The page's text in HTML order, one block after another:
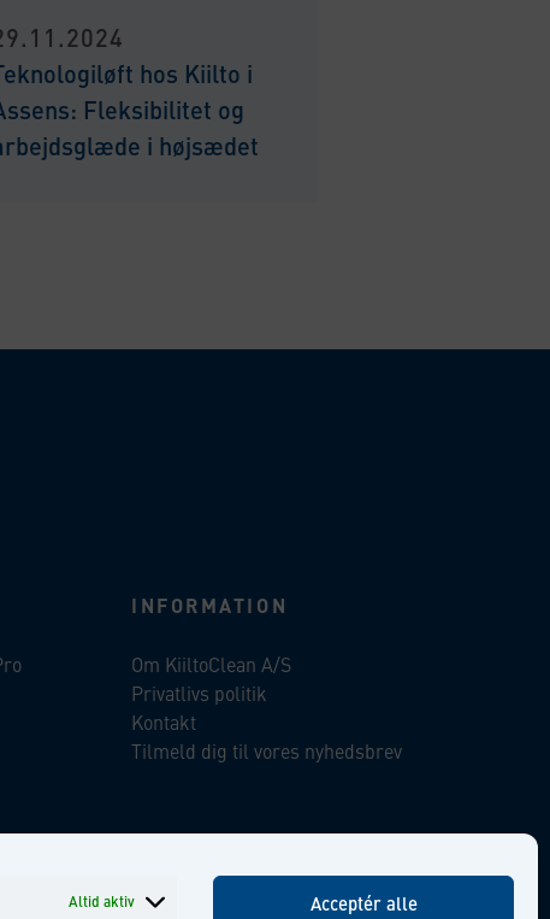
Altid aktiv Acceptér alle
hos Kiilto i
Fleksibilitet og
i højsædet
INFORMATION
Om KiiltoClean A/S
Privatlivs politik
Kontakt
Tilmeld dig til vores nyhedsbrev
Facebook LinkedinYoutube